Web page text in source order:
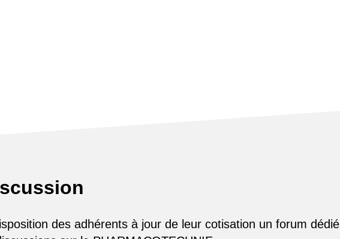
des adhérents à jour de leur cotisation un forum dédié